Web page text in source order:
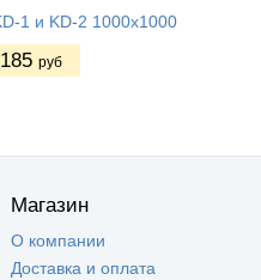
1 и KD-2 1000х1000
руб
Магазин
О компании
Доставка и оплата